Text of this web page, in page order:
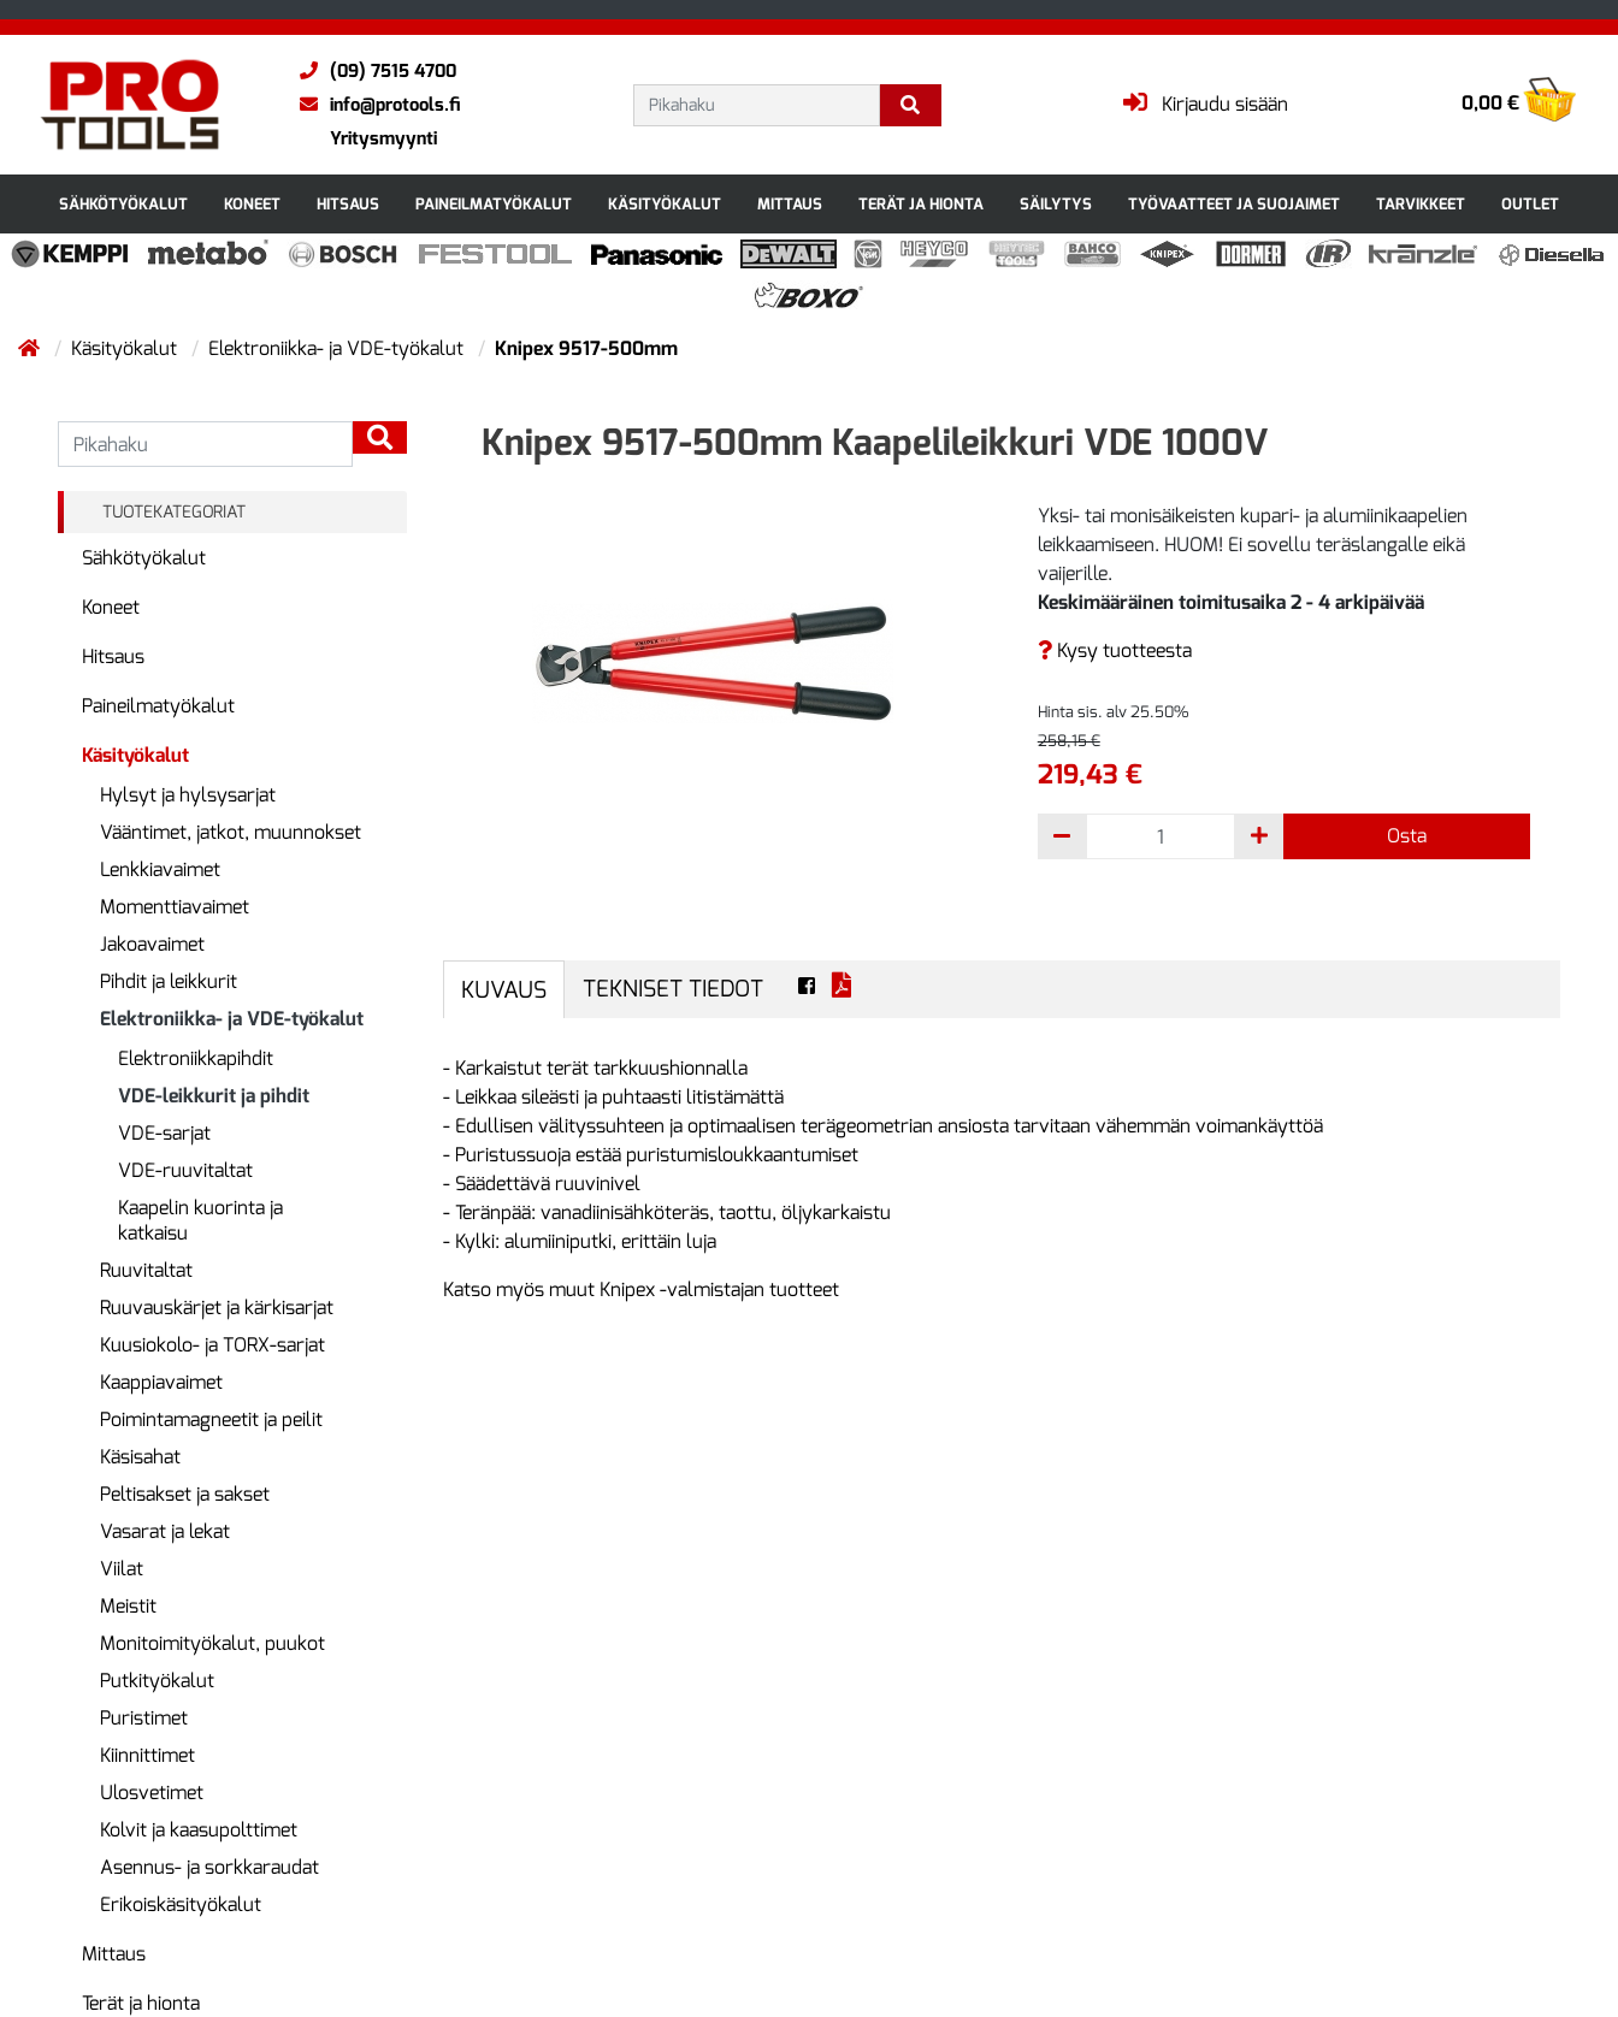
(09) 7515 4700
info@protools.fi
Yritysmyynti
0,00 €
Kirjaudu sisään
SÄHKÖTYÖKALUT KONEET HITSAUS PAINEILMATYÖKALUT KÄSITYÖKALUT MITTAUS TERÄT JA HIONTA SÄILYTYS TYÖVAATTEET JA SUOJAIMET TARVIKKEET OUTLET
Käsityökalut Elektroniikka- ja VDE-työkalut Knipex 9517-500mm
TUOTEKATEGORIAT
Sähkötyökalut
Koneet
Hitsaus
Paineilmatyökalut
Käsityökalut
Hylsyt ja hylsysarjat
Vääntimet, jatkot, muunnokset
Lenkkiavaimet
Momenttiavaimet
Jakoavaimet
Pihdit ja leikkurit
Elektroniikka- ja VDE-työkalut
Elektroniikkapihdit
VDE-leikkurit ja pihdit
VDE-sarjat
VDE-ruuvitaltat
Kaapelin kuorinta ja
katkaisu
Ruuvitaltat
Ruuvauskärjet ja kärkisarjat
Kuusiokolo- ja TORX-sarjat
Kaappiavaimet
Poimintamagneetit ja peilit
Käsisahat
Peltisakset ja sakset
Vasarat ja lekat
Viilat
Meistit
Monitoimityökalut, puukot
Putkityökalut
Puristimet
Kiinnittimet
Ulosvetimet
Kolvit ja kaasupolttimet
Asennus- ja sorkkaraudat
Erikoiskäsityökalut
Mittaus
Terät ja hionta
Knipex 9517-500mm Kaapelileikkuri VDE 1000V
Yksi- tai monisäikeisten kupari- ja alumiinikaapelien
leikkaamiseen. HUOM! Ei sovellu teräslangalle eikä
vaijerille.
Keskimääräinen toimitusaika 2 - 4 arkipäivää
Kysy tuotteesta
Hinta sis. alv 25.50%
258,15 €
219,43 €
Osta
KUVAUS TEKNISET TIEDOT
- Karkaistut terät tarkkuushionnalla
- Leikkaa sileästi ja puhtaasti litistämättä
- Edullisen välityssuhteen ja optimaalisen terägeometrian ansiosta tarvitaan vähemmän voimankäyttöä
- Puristussuoja estää puristumisloukkaantumiset
- Säädettävä ruuvinivel
- Teränpää: vanadiinisähköteräs, taottu, öljykarkaistu
- Kylki: alumiiniputki, erittäin luja
Katso myös muut Knipex -valmistajan tuotteet